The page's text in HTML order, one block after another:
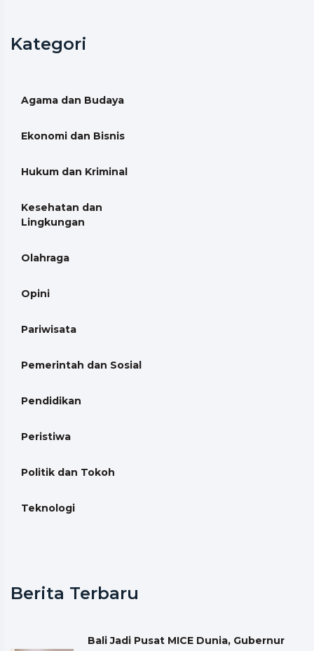
Kategori
Agama dan Budaya
Ekonomi dan Bisnis
Hukum dan Kriminal
Kesehatan dan
Lingkungan
Olahraga
Opini
Pariwisata
Pemerintah dan Sosial
Pendidikan
Peristiwa
Politik dan Tokoh
Teknologi
Berita Terbaru
Bali Jadi Pusat MICE Dunia, Gubernur